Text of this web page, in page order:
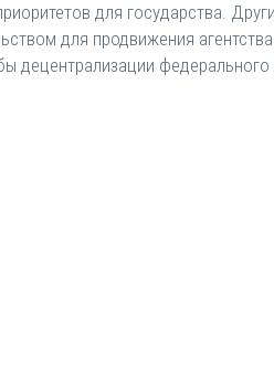
для государства.
для продвижения
децентрализации федерального